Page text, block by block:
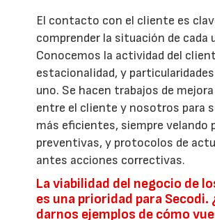
El contacto con el cliente es
comprender la situación de cada
Conocemos la actividad del
estacionalidad, y particularidades
uno. Se hacen trabajos de
entre el cliente y nosotros para
más eficientes, siempre velando
preventivas, y protocolos de
antes acciones correctivas.
La viabilidad del negocio de
es una prioridad para Secodi.
darnos ejemplos de cómo